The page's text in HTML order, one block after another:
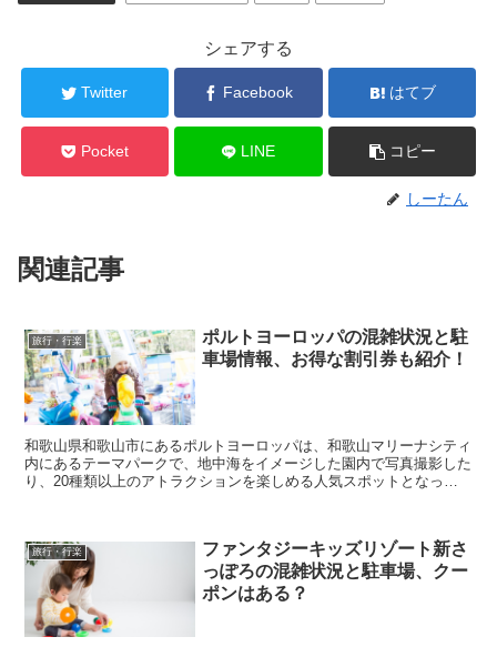
シェアする
Twitter Facebook はてブ
Pocket LINE コピー
しーたん
関連記事
旅行・行楽
ポルトヨーロッパの混雑状況と駐
車場情報、お得な割引券も紹介！
和歌山県和歌山市にあるポルトヨーロッパは、和歌山マリーナシティ
内にあるテーマパークで、地中海をイメージした園内で写真撮影した
り、20種類以上のアトラクションを楽しめる人気スポットとなって
旅行・行楽
ファンタジーキッズリゾート新さ
っぽろの混雑状況と駐車場、クー
ポンはある？